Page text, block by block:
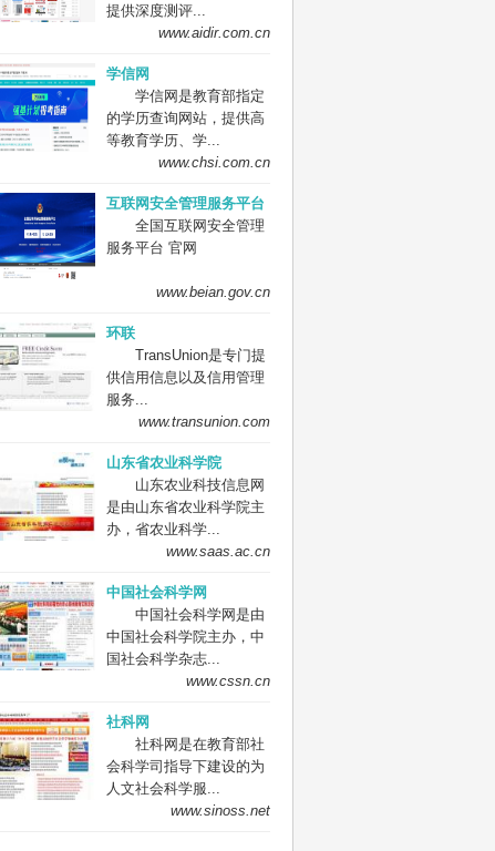
提供深度测评...
www.aidir.com.cn
学信网
学信网是教育部指定
的学历查询网站，提供高
等教育学历、学...
www.chsi.com.cn
互联网安全管理服务平台
全国互联网安全管理
服务平台 官网
www.beian.gov.cn
环联
TransUnion是专门提
供信用信息以及信用管理
服务...
www.transunion.com
山东省农业科学院
山东农业科技信息网
是由山东省农业科学院主
办，省农业科学...
www.saas.ac.cn
中国社会科学网
中国社会科学网是由
中国社会科学院主办，中
国社会科学杂志...
www.cssn.cn
社科网
社科网是在教育部社
会科学司指导下建设的为
人文社会科学服...
www.sinoss.net